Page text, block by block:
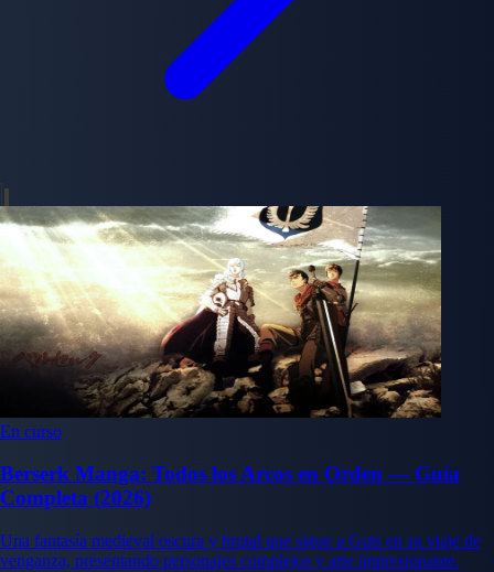
En curso
Berserk Manga: Todos los Arcos en Orden — Guía
Completa (2026)
Una fantasía medieval oscura y brutal que sigue a Guts en su viaje de
venganza, presentando personajes complejos y arte impresionante.